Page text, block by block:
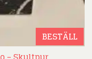
BESTÄLL